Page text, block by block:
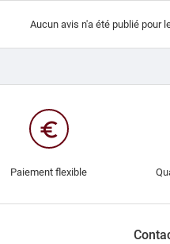
Aucun avis n'a été publié pour
euro_symbol
Paiement flexible